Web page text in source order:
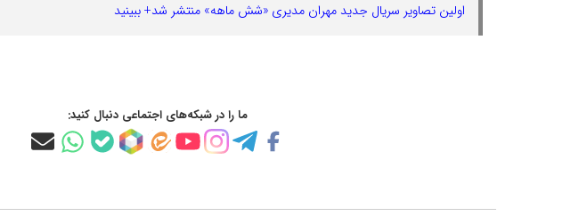
اولین تصاویر سریال جدید مهران مدیری «شش ماهه» منتشر شد+ ببینید
ما را در شبکه‌های اجتماعی دنبال کنید: